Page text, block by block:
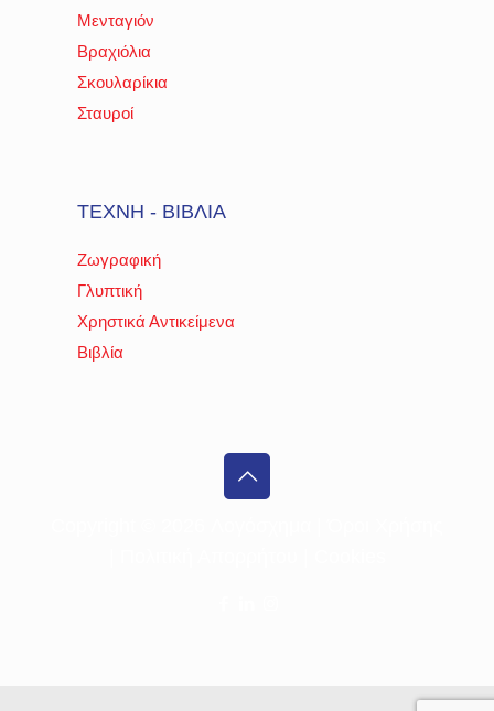
Μενταγιόν
Βραχιόλια
Σκουλαρίκια
Σταυροί
ΤΕΧΝΗ - ΒΙΒΛΙΑ
Ζωγραφική
Γλυπτική
Χρηστικά Αντικείμενα
Βιβλία